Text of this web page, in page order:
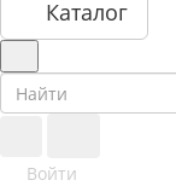
Каталог
Войти